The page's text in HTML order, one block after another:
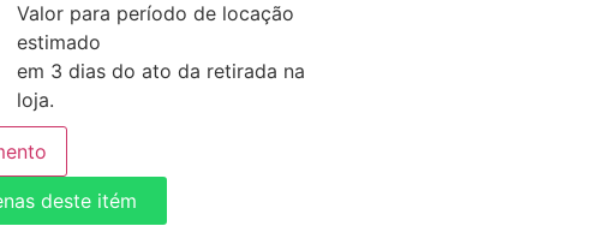
Valor para período de locação
estimado
em 3 dias do ato da retirada na
loja.
deste itém